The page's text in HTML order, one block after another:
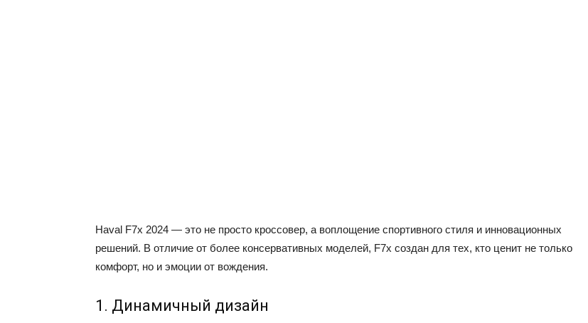
Haval F7x 2024 — это не просто кроссовер, а воплощение спортивного стиля и инновационных
решений. В отличие от более консервативных моделей, F7x создан для тех, кто ценит не только
комфорт, но и эмоции от вождения.
1. Динамичный дизайн